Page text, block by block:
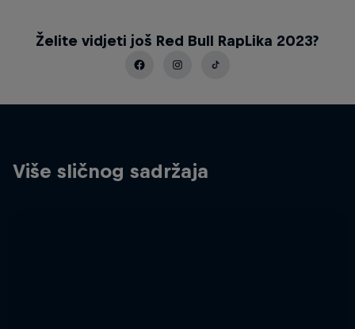
Želite vidjeti još Red Bull RapLika 2023?
Više sličnog sadržaja